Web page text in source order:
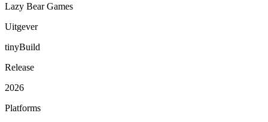
Lazy Bear Games
Uitgever
tinyBuild
Release
2026
Platforms